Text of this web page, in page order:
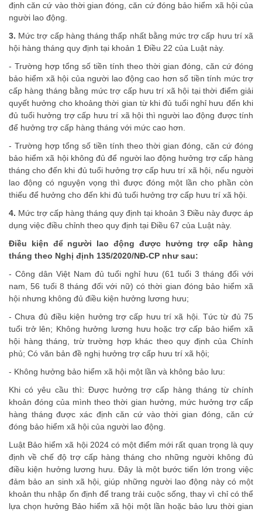
định căn cứ vào thời gian đóng, căn cứ đóng bảo hiểm xã hội của
người lao động.
3. Mức trợ cấp hàng tháng thấp nhất bằng mức trợ cấp hưu trí xã
hội hàng tháng quy định tại khoản 1 Điều 22 của Luật này.
- Trường hợp tổng số tiền tính theo thời gian đóng, căn cứ đóng
bảo hiểm xã hội của người lao động cao hơn số tiền tính mức trợ
cấp hàng tháng bằng mức trợ cấp hưu trí xã hội tại thời điểm giải
quyết hưởng cho khoảng thời gian từ khi đủ tuổi nghỉ hưu đến khi
đủ tuổi hưởng trợ cấp hưu trí xã hội thì người lao động được tính
để hưởng trợ cấp hàng tháng với mức cao hơn.
- Trường hợp tổng số tiền tính theo thời gian đóng, căn cứ đóng
bảo hiểm xã hội không đủ để người lao động hưởng trợ cấp hàng
tháng cho đến khi đủ tuổi hưởng trợ cấp hưu trí xã hội, nếu người
lao động có nguyện vọng thì được đóng một lần cho phần còn
thiếu để hưởng cho đến khi đủ tuổi hưởng trợ cấp hưu trí xã hội.
4. Mức trợ cấp hàng tháng quy định tại khoản 3 Điều này được áp
dụng việc điều chỉnh theo quy định tại Điều 67 của Luật này.
Điều kiện để người lao động được hưởng trợ cấp hàng
tháng theo Nghị định 135/2020/NĐ-CP như sau:
- Công dân Việt Nam đủ tuổi nghỉ hưu (61 tuổi 3 tháng đối với
nam, 56 tuổi 8 tháng đối với nữ) có thời gian đóng bảo hiểm xã
hội nhưng không đủ điều kiện hưởng lương hưu;
- Chưa đủ điều kiện hưởng trợ cấp hưu trí xã hội. Tức từ đủ 75
tuổi trở lên; Không hưởng lương hưu hoặc trợ cấp bảo hiểm xã
hội hàng tháng, trừ trường hợp khác theo quy định của Chính
phủ; Có văn bản đề nghị hưởng trợ cấp hưu trí xã hội;
- Không hưởng bảo hiểm xã hội một lần và không bảo lưu:
Khi có yêu cầu thì: Được hưởng trợ cấp hàng tháng từ chính
khoản đóng của mình theo thời gian hưởng, mức hưởng trợ cấp
hàng tháng được xác định căn cứ vào thời gian đóng, căn cứ
đóng bảo hiểm xã hội của người lao động.
Luật Bảo hiểm xã hội 2024 có một điểm mới rất quan trọng là quy
định về chế độ trợ cấp hàng tháng cho những người không đủ
điều kiện hưởng lương hưu. Đây là một bước tiến lớn trong việc
đảm bảo an sinh xã hội, giúp những người lao động này có một
khoản thu nhập ổn định để trang trải cuộc sống, thay vì chỉ có thể
lựa chọn hưởng Bảo hiểm xã hội một lần hoặc bảo lưu thời gian